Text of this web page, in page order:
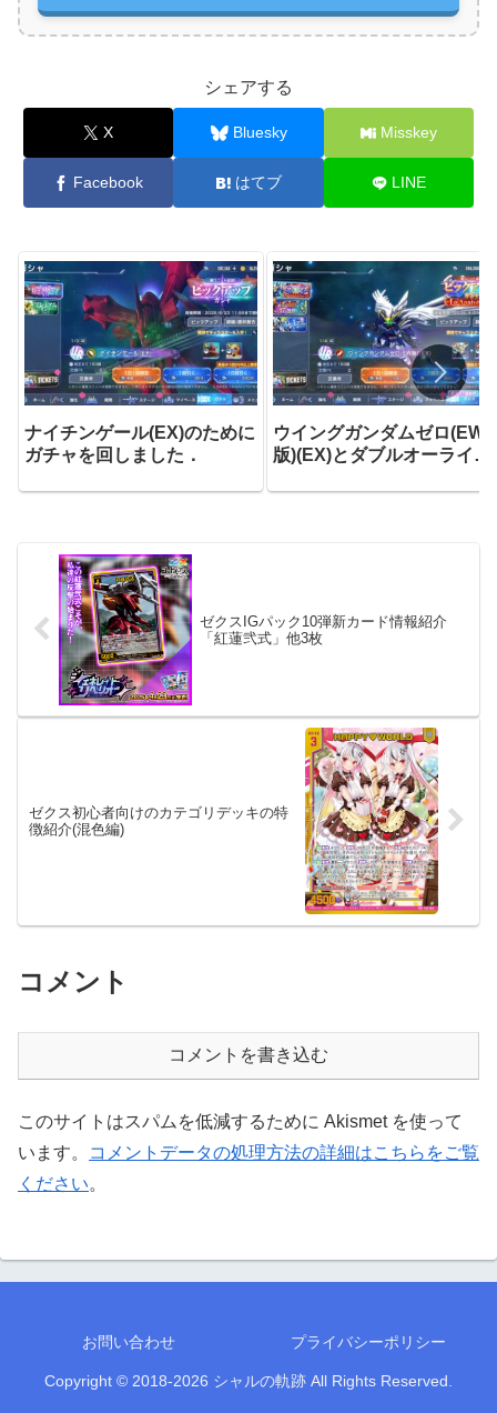
シェアする
X Bluesky Misskey
Facebook はてブ LINE
ナイチンゲール(EX)のために
ガチャを回しました．
ウイングガンダムゼロ(EW
版)(EX)とダブルオーライザ
ルギスⅢ(EX)のためにガチ
ゼクスIGパック10弾新カード情報紹介
「紅蓮弐式」他3枚
ゼクス初心者向けのカテゴリデッキの特
徴紹介(混色編)
コメント
コメントを書き込む
このサイトはスパムを低減するために Akismet を使って
います。
コメントデータの処理方法の詳細はこちらをご覧
ください。
お問い合わせ プライバシーポリシー
Copyright © 2018-2026 シャルの軌跡 All Rights Reserved.